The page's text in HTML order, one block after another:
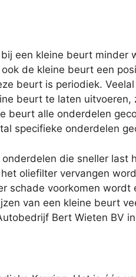
een kleine beurt minder
de kleine beurt een
beurt is periodiek.
beurt te laten
beurt alle onderdelen
specifieke onderdelen
die sneller last
oliefilter vervangen
schade voorkomen wordt
van een kleine beurt
Bert Wieten BV